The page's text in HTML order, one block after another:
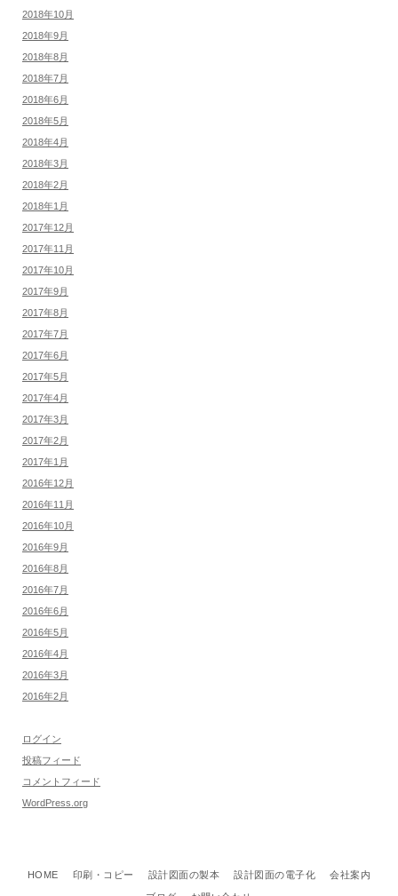
2018年10月
2018年9月
2018年8月
2018年7月
2018年6月
2018年5月
2018年4月
2018年3月
2018年2月
2018年1月
2017年12月
2017年11月
2017年10月
2017年9月
2017年8月
2017年7月
2017年6月
2017年5月
2017年4月
2017年3月
2017年2月
2017年1月
2016年12月
2016年11月
2016年10月
2016年9月
2016年8月
2016年7月
2016年6月
2016年5月
2016年4月
2016年3月
2016年2月
ログイン
投稿フィード
コメントフィード
WordPress.org
HOME 印刷・コピー 設計図面の製本 設計図面の電子化 会社案内